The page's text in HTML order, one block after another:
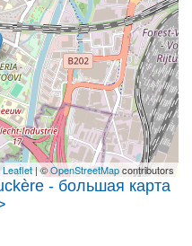
Leaflet| ©OpenStreetMapcontributors
- большая карта